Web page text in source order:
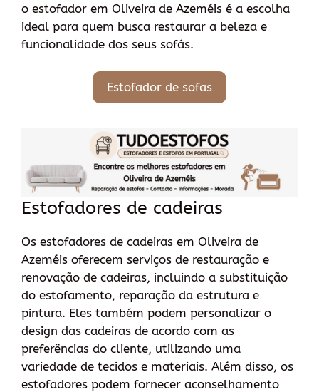
o estofador em Oliveira de Azeméis é a escolha
ideal para quem busca restaurar a beleza e
funcionalidade dos seus sofás.
Estofador de sofas
Estofadores de cadeiras
Os estofadores de cadeiras em Oliveira de
Azeméis oferecem serviços de restauração e
renovação de cadeiras, incluindo a substituição
do estofamento, reparação da estrutura e
pintura. Eles também podem personalizar o
design das cadeiras de acordo com as
preferências do cliente, utilizando uma
variedade de tecidos e materiais. Além disso, os
estofadores podem fornecer aconselhamento